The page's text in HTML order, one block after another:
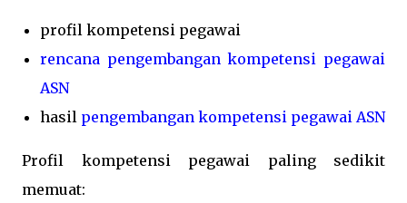
profil kompetensi pegawai
rencana pengembangan kompetensi pegawai
ASN
hasil pengembangan kompetensi pegawai ASN
Profil kompetensi pegawai paling sedikit
memuat: